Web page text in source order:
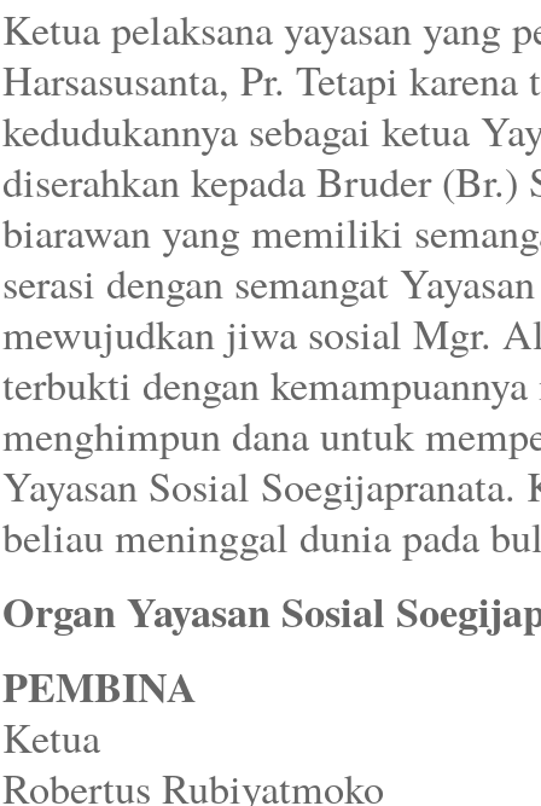
Ketua pelaksana yayasan yang
Harsasusanta, Pr. Tetapi
kedudukannya sebagai ketua
diserahkan kepada Bruder (Br.)
biarawan yang memiliki
serasi dengan semangat
mewujudkan jiwa sosial Mgr.
terbukti dengan
menghimpun dana untuk
Yayasan Sosial
beliau meninggal dunia pada
Organ Yayasan Sosial
PEMBINA
Robertus Rubiyatmoko